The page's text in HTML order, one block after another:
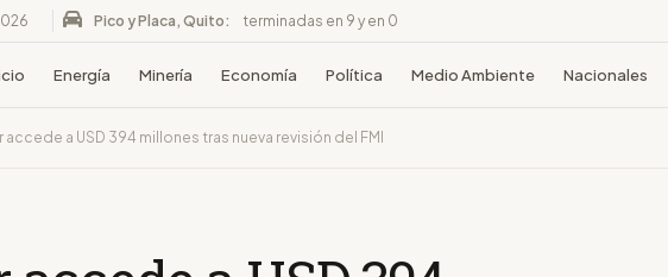
Pico y Placa, Quito: terminadas en 9 y en 0
Energía Minería Economía Política Medio Ambiente Nacionales
accede a USD 394 millones tras nueva revisión del FMI